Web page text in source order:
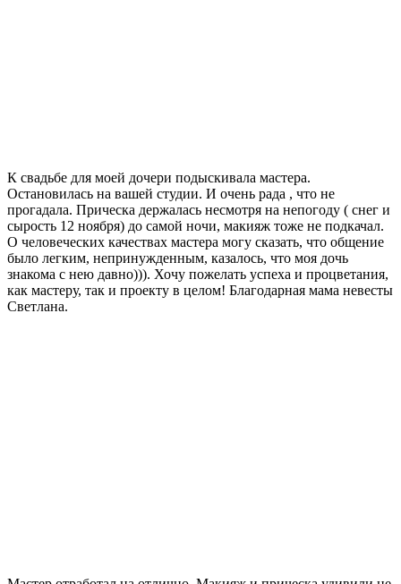
К свадьбе для моей дочери подыскивала мастера.
Остановилась на вашей студии. И очень рада , что не
прогадала. Прическа держалась несмотря на непогоду ( снег и
сырость 12 ноября) до самой ночи, макияж тоже не подкачал.
О человеческих качествах мастера могу сказать, что общение
было легким, непринужденным, казалось, что моя дочь
знакома с нею давно))). Хочу пожелать успеха и процветания,
как мастеру, так и проекту в целом! Благодарная мама невесты
Светлана.